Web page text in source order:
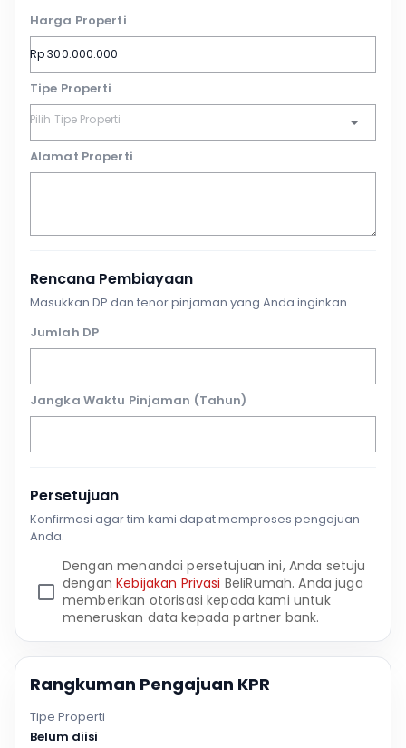
Harga Properti
Tipe Properti
Alamat Properti
Rencana Pembiayaan
Masukkan DP dan tenor pinjaman yang Anda inginkan.
Jumlah DP
Jangka Waktu Pinjaman (Tahun)
Persetujuan
Konfirmasi agar tim kami dapat memproses pengajuan
Anda.
Dengan menandai persetujuan ini, Anda setuju
denganKebijakan Privasi BeliRumah. Anda juga
memberikan otorisasi kepada kami untuk
meneruskan data kepada partner bank.
Rangkuman Pengajuan KPR
Tipe Properti
Belum diisi